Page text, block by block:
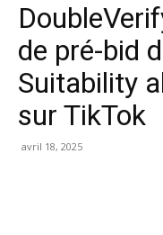
de pré-bid
Suitability
sur TikTok
avril 18, 2025